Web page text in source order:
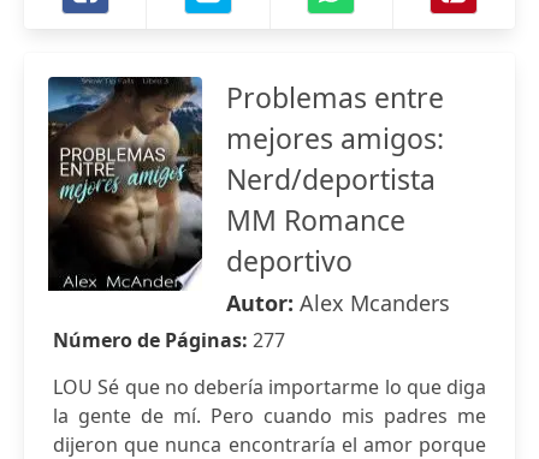
Problemas entre
mejores amigos:
Nerd/deportista
MM Romance
deportivo
Autor: Alex Mcanders
Número de Páginas: 277
LOU Sé que no debería importarme lo que diga
la gente de mí. Pero cuando mis padres me
dijeron que nunca encontraría el amor porque